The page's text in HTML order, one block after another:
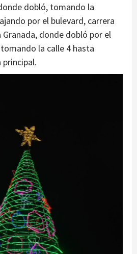
dobló, tomando la
por el bulevard, carrera
Granada, donde dobló por el
la calle 4 hasta
principal.